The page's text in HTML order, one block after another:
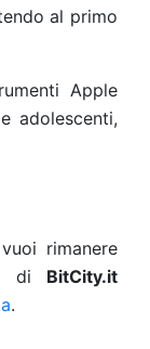
al primo
Apple
adolescenti,
rimanere
di BitCity.it
.